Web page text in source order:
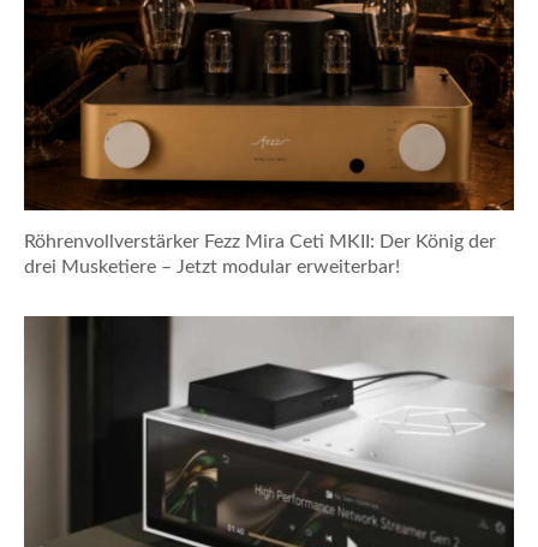
Röhrenvollverstärker Fezz Mira Ceti MKII: Der König der
drei Musketiere – Jetzt modular erweiterbar!